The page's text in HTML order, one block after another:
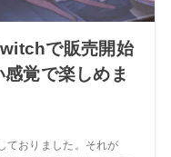
で販売開始
覚で楽しめま
ておりました。それが